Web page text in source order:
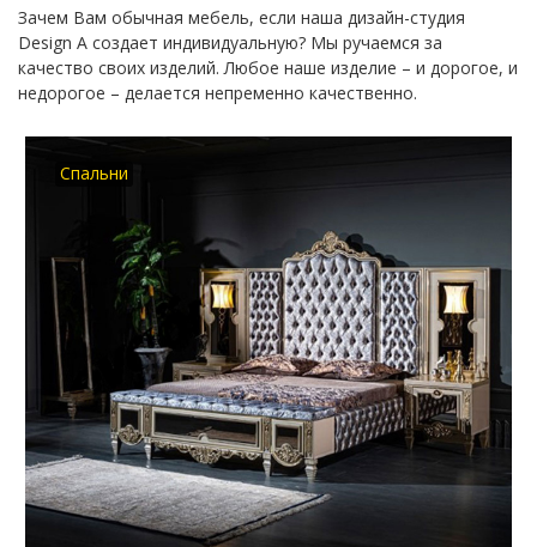
Зачем Вам обычная мебель, если наша дизайн-студия
Design A создает индивидуальную? Мы ручаемся за
качество своих изделий. Любое наше изделие – и дорогое, и
недорогое – делается непременно качественно.
Спальни